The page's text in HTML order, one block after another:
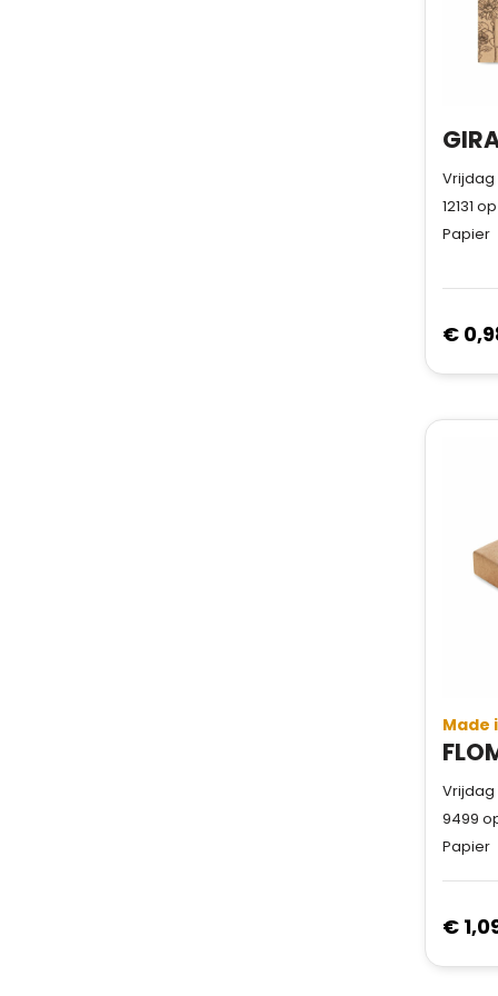
Vrijdag
12131
Papier
€
Made
Vrijdag
9499
Papier
€